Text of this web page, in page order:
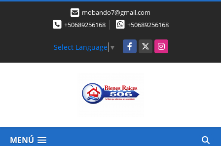
mobando7@gmail.com
+50689256168
+50689256168
Select Language ▼ Facebook
X Instagram
MENÚ